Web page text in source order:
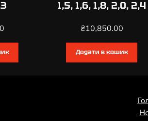
1,5, 1,6, 1,8, 2,0, 2,4
₴10,850.00
Додати в кошик